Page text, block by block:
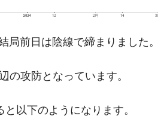
で『BYD』車は売れている。6カ月
詰めかけ「出て行け！」「極右勢力
ンター整備」⇒ だから無理だってば
局前日は陰線で締まりました。
の攻防となっています。
以下のようになります。